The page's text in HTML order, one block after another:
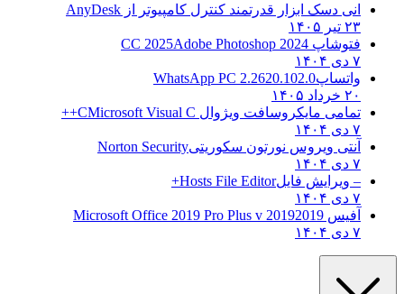
انی دسک ابزار قدرتمند کنترل کامپیوتر از AnyDesk
۲۳ تیر ۱۴۰۵
فتوشاپ CC 2025 Adobe Photoshop 2024
۷ دی ۱۴۰۴
واتساپWhatsApp PC 2.2620.102.0
۲۰ خرداد ۱۴۰۵
تمامی مایکروسافت ویژوال C Microsoft Visual C++
۷ دی ۱۴۰۴
آنتی ویروس نورتون سکوریتیNorton Security
۷ دی ۱۴۰۴
– ویرایش فایلHosts File Editor+
۷ دی ۱۴۰۴
آفیس 2019 2019 Microsoft Office 2019 Pro Plus v
۷ دی ۱۴۰۴